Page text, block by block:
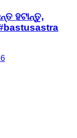
ହଟାନ୍ତୁ,